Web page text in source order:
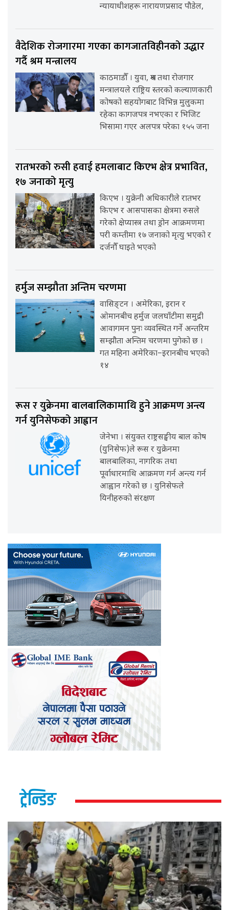
न्यायाधीशहरू नारायणप्रसाद पौडेल,
वैदेशिक रोजगारमा गएका कागजातविहीनको उद्धार
गर्दै श्रम मन्त्रालय
काठमाडौँ । युवा, श्रम तथा रोजगार
मन्त्रालयले राष्ट्रिय स्तरको कल्याणकारी
कोषको सहयोगबाट विभिन्न मुलुकमा
रहेका कागजपत्र नभएका र भिजिट
भिसामा गएर अलपत्र परेका १५५ जना
रातभरको रुसी हवाई हमलाबाट किएभ क्षेत्र प्रभावित,
१७ जनाको मृत्यु
किएभ । युक्रेनी अधिकारीले रातभर
किएभ र आसपासका क्षेत्रमा रुसले
गरेको क्षेप्यास्त्र तथा ड्रोन आक्रमणमा
परी कम्तीमा १७ जनाको मृत्यु भएको र
दर्जनौँ घाइते भएको
हर्मुज सम्झौता अन्तिम चरणमा
वासिङ्टन । अमेरिका, इरान र
ओमानबीच हर्मुज जलघाँटीमा समुद्री
आवागमन पुनः व्यवस्थित गर्ने अन्तरिम
सम्झौता अन्तिम चरणमा पुगेको छ ।
गत महिना अमेरिका–इरानबीच भएको
१४
रूस र युक्रेनमा बालबालिकामाथि हुने आक्रमण अन्त्य
गर्न युनिसेफको आह्वान
जेनेभा । संयुक्त राष्ट्रसङ्घीय बाल कोष
(युनिसेफ)ले रूस र युक्रेनमा
बालबालिका, नागरिक तथा
पूर्वाधारमाथि आक्रमण गर्न अन्त्य गर्न
आह्वान गरेको छ । युनिसेफले
यिनीहरुको संरक्षण
ट्रेन्डिङ